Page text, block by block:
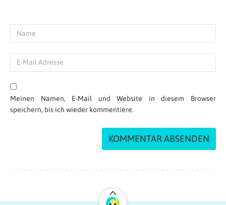
Meinen Namen, E-Mail und Website in diesem Browser
speichern, bis ich wieder kommentiere.